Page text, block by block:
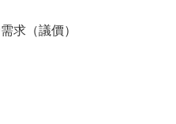
求（議價）